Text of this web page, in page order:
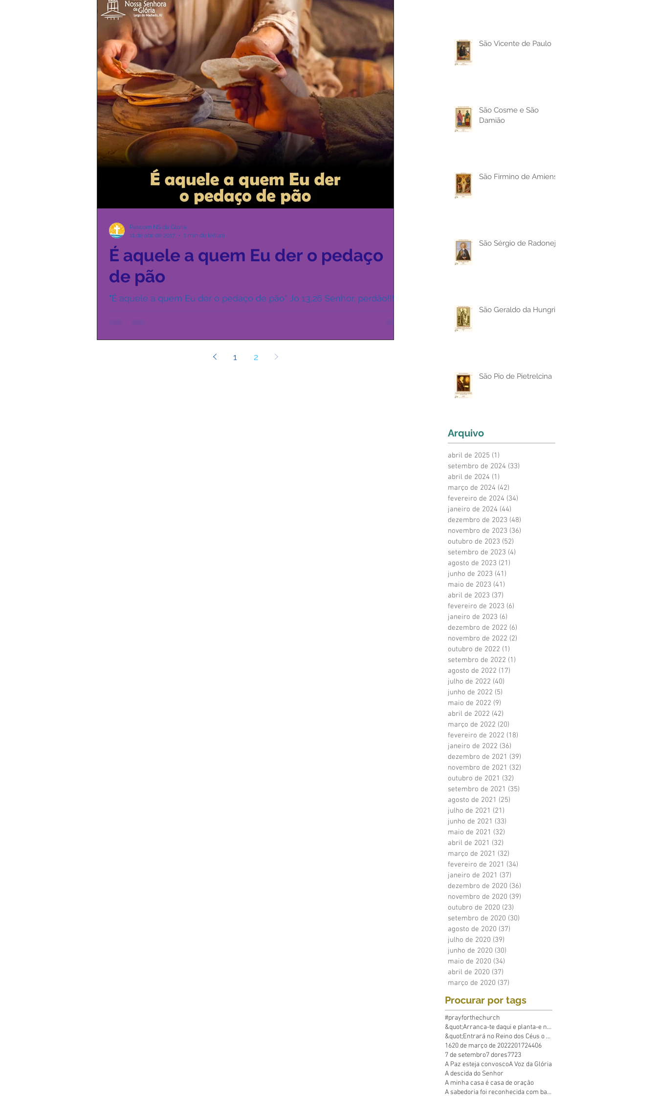
É aquele a quem Eu der o pedaço
de pão
"É aquele a quem Eu der o pedaço de pão" Jo 13,26 Senhor, perdão!!!
Pascom NS da Gloria
11 de abr. de 2017
1 min de leitura
1 2
São Vicente de Paulo
São Cosme e São
Damião
São Firmino de Amiens
São Sérgio de Radonej
São Geraldo da Hungria
São Pio de Pietrelcina
Arquivo
abril de 2025 (1)
setembro de 2024 (33)
abril de 2024 (1)
março de 2024 (42)
fevereiro de 2024 (34)
janeiro de 2024 (44)
dezembro de 2023 (48)
novembro de 2023 (36)
outubro de 2023 (52)
setembro de 2023 (4)
agosto de 2023 (21)
junho de 2023 (41)
maio de 2023 (41)
abril de 2023 (37)
fevereiro de 2023 (6)
janeiro de 2023 (6)
dezembro de 2022 (6)
novembro de 2022 (2)
outubro de 2022 (1)
setembro de 2022 (1)
agosto de 2022 (17)
julho de 2022 (40)
junho de 2022 (5)
maio de 2022 (9)
abril de 2022 (42)
março de 2022 (20)
fevereiro de 2022 (18)
janeiro de 2022 (36)
dezembro de 2021 (39)
novembro de 2021 (32)
outubro de 2021 (32)
setembro de 2021 (35)
agosto de 2021 (25)
julho de 2021 (21)
junho de 2021 (33)
maio de 2021 (32)
abril de 2021 (32)
março de 2021 (32)
fevereiro de 2021 (34)
janeiro de 2021 (37)
dezembro de 2020 (36)
novembro de 2020 (39)
outubro de 2020 (23)
setembro de 2020 (30)
agosto de 2020 (37)
julho de 2020 (39)
junho de 2020 (30)
maio de 2020 (34)
abril de 2020 (37)
março de 2020 (37)
Procurar por tags
#prayforthechurch
&quot;Arranca-te daqui e planta-e no mar&q
&quot;Entrará no Reino dos Céus o que põe em p
1620 de março de 2022201724406
7 de setembro7 dores7723
A Paz esteja convoscoA Voz da Glória
A descida do Senhor
A minha casa é casa de oração
A sabedoria foi reconhecida com base em Suas obras